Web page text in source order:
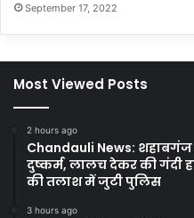
September 17, 2022
Most Viewed Posts
2 hours ago
Chandauli News: शहाबगंज
दुष्कर्म, लालच देकर की गंदी
की तलाश में जुटी पुलिस
3 hours ago